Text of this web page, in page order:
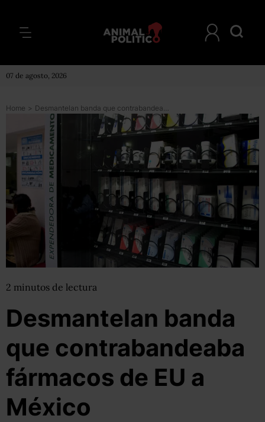
07 de agosto, 2026
Home > Desmantelan banda que contrabandeaba fármacos de EU a México
2 minutos de lectura
Desmantelan banda
que contrabandeaba
fármacos de EU a
México